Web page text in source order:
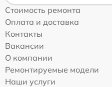
Стоимость ремонта
Оплата и доставка
Контакты
Вакансии
О компании
Ремонтируемые модели
Наши услуги